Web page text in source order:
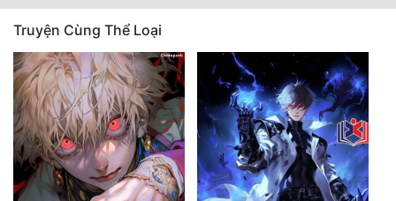
Truyện Cùng Thể Loại